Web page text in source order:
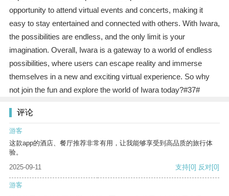
opportunity to attend virtual events and concerts, making it
easy to stay entertained and connected with others. With Iwara,
the possibilities are endless, and the only limit is your
imagination. Overall, Iwara is a gateway to a world of endless
possibilities, where users can escape reality and immerse
themselves in a new and exciting virtual experience. So why
not join the fun and explore the world of Iwara today?#37#
评论
游客
这款app的酒店、餐厅推荐非常有用，让我能够享受到高品质的旅行体
验。
2025-09-11
支持[0] 反对[0]
游客